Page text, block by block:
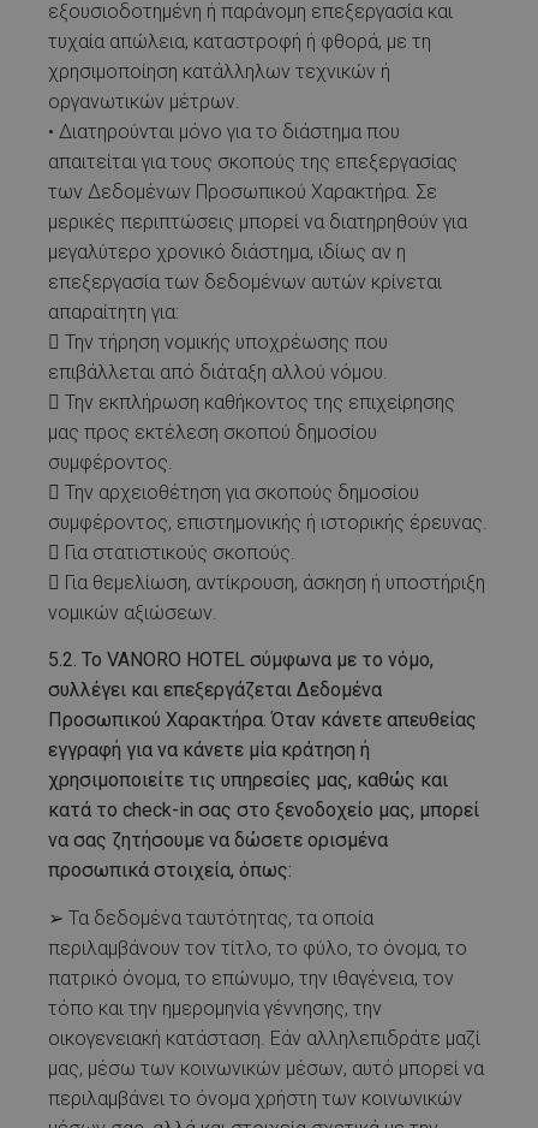
εξουσιοδοτημένη ή παράνομη επεξεργασία και
τυχαία απώλεια, καταστροφή ή φθορά, με τη
χρησιμοποίηση κατάλληλων τεχνικών ή
οργανωτικών μέτρων.
• Διατηρούνται μόνο για το διάστημα που
απαιτείται για τους σκοπούς της επεξεργασίας
των Δεδομένων Προσωπικού Χαρακτήρα. Σε
μερικές περιπτώσεις μπορεί να διατηρηθούν για
μεγαλύτερο χρονικό διάστημα, ιδίως αν η
επεξεργασία των δεδομένων αυτών κρίνεται
απαραίτητη για:
 Την τήρηση νομικής υποχρέωσης που
επιβάλλεται από διάταξη αλλού νόμου.
 Την εκπλήρωση καθήκοντος της επιχείρησης
μας προς εκτέλεση σκοπού δημοσίου
συμφέροντος.
 Την αρχειοθέτηση για σκοπούς δημοσίου
συμφέροντος, επιστημονικής ή ιστορικής έρευνας.
 Για στατιστικούς σκοπούς.
 Για θεμελίωση, αντίκρουση, άσκηση ή υποστήριξη
νομικών αξιώσεων.
5.2. Το VANORO HOTEL σύμφωνα με το νόμο,
συλλέγει και επεξεργάζεται Δεδομένα
Προσωπικού Χαρακτήρα. Όταν κάνετε απευθείας
εγγραφή για να κάνετε μία κράτηση ή
χρησιμοποιείτε τις υπηρεσίες μας, καθώς και
κατά το check-in σας στο ξενοδοχείο μας, μπορεί
να σας ζητήσουμε να δώσετε ορισμένα
προσωπικά στοιχεία, όπως:
➢ Τα δεδομένα ταυτότητας, τα οποία
περιλαμβάνουν τον τίτλο, το φύλο, το όνομα, το
πατρικό όνομα, το επώνυμο, την ιθαγένεια, τον
τόπο και την ημερομηνία γέννησης, την
οικογενειακή κατάσταση. Εάν αλληλεπιδράτε μαζί
μας, μέσω των κοινωνικών μέσων, αυτό μπορεί να
περιλαμβάνει το όνομα χρήστη των κοινωνικών